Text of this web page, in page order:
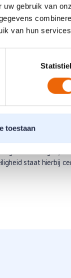
gebruik van
van hun
toestaan
een
gesprekken
staat hierbij